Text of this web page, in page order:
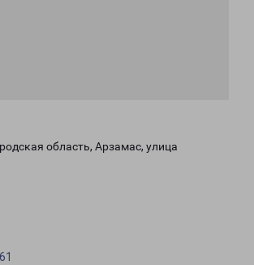
область, Арзамас, улица